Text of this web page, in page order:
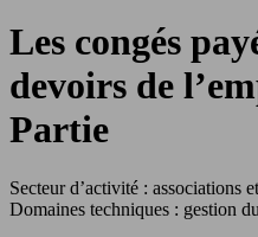
Les congés
devoirs de
Partie
Secteur d’activité : associations
Domaines techniques : gestion